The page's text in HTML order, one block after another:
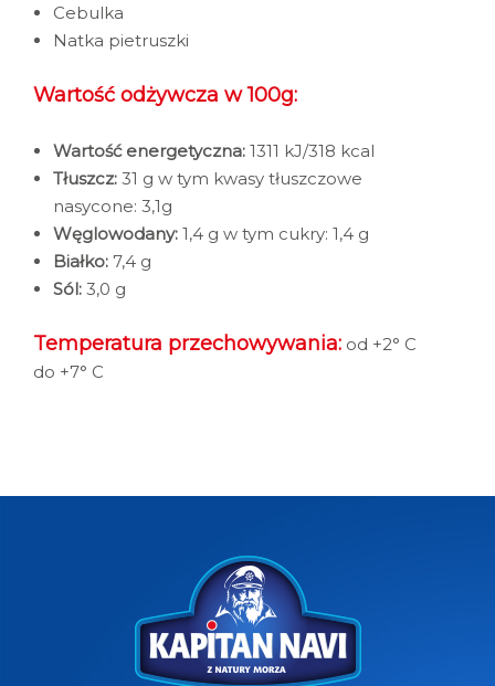
Cebulka
Natka pietruszki
Wartość odżywcza w 100g:
Wartość energetyczna: 1311 kJ/318 kcal
Tłuszcz: 31 g w tym kwasy tłuszczowe
nasycone: 3,1g
Węglowodany: 1,4 g w tym cukry: 1,4 g
Białko: 7,4 g
Sól: 3,0 g
Temperatura przechowywania: od +2° C
do +7° C